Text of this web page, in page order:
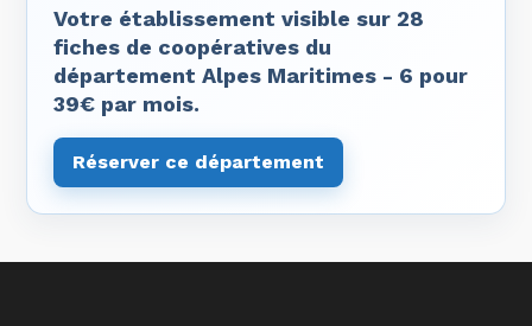
Votre établissement visible sur 28
fiches de coopératives du
département Alpes Maritimes - 6 pour
39€ par mois.
Réserver ce département